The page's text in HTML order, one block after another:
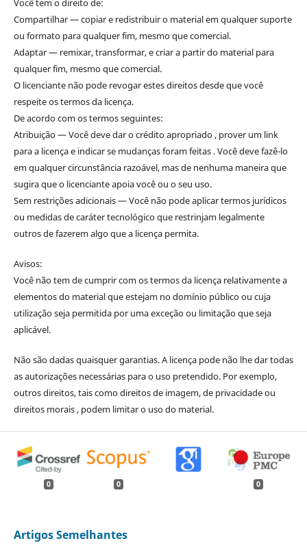
Você tem o direito de:
Compartilhar — copiar e redistribuir o material em qualquer suporte
ou formato para qualquer fim, mesmo que comercial.
Adaptar — remixar, transformar, e criar a partir do material para
qualquer fim, mesmo que comercial.
O licenciante não pode revogar estes direitos desde que você
respeite os termos da licença.
De acordo com os termos seguintes:
Atribuição — Você deve dar o crédito apropriado , prover um link
para a licença e indicar se mudanças foram feitas . Você deve fazê-lo
em qualquer circunstância razoável, mas de nenhuma maneira que
sugira que o licenciante apoia você ou o seu uso.
Sem restrições adicionais — Você não pode aplicar termos jurídicos
ou medidas de caráter tecnológico que restrinjam legalmente
outros de fazerem algo que a licença permita.
Avisos:
Você não tem de cumprir com os termos da licença relativamente a
elementos do material que estejam no domínio público ou cuja
utilização seja permitida por uma exceção ou limitação que seja
aplicável.
Não são dadas quaisquer garantias. A licença pode não lhe dar todas
as autorizações necessárias para o uso pretendido. Por exemplo,
outros direitos, tais como direitos de imagem, de privacidade ou
direitos morais , podem limitar o uso do material.
0 0 0
Artigos Semelhantes